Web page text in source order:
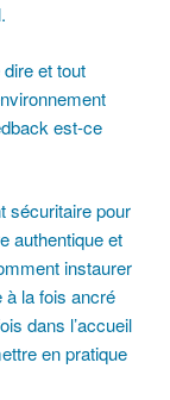
et tout
est-ce
sécuritaire pour
authentique et
instaurer
à la fois ancré
dans l’accueil
en pratique